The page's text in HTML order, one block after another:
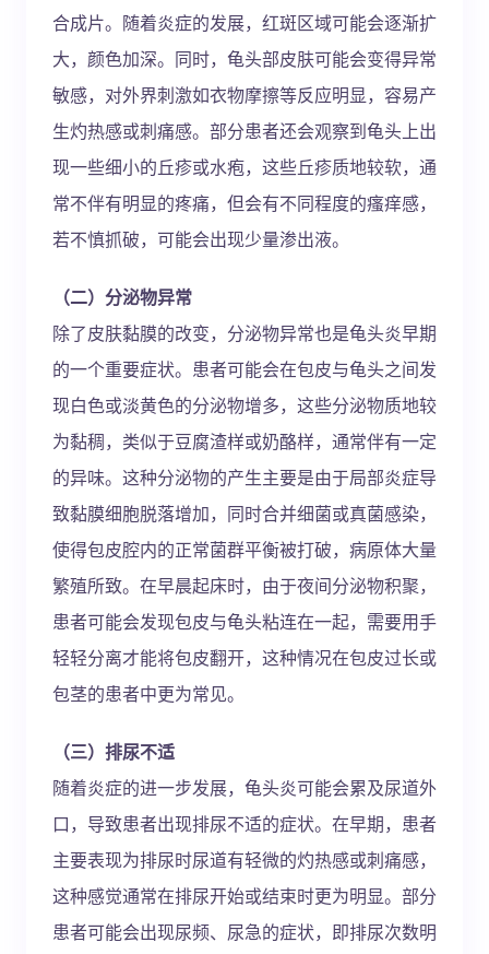
合成片。随着炎症的发展，红斑区域可能会逐渐扩
大，颜色加深。同时，龟头部皮肤可能会变得异常
敏感，对外界刺激如衣物摩擦等反应明显，容易产
生灼热感或刺痛感。部分患者还会观察到龟头上出
现一些细小的丘疹或水疱，这些丘疹质地较软，通
常不伴有明显的疼痛，但会有不同程度的瘙痒感，
若不慎抓破，可能会出现少量渗出液。
（二）分泌物异常
除了皮肤黏膜的改变，分泌物异常也是龟头炎早期
的一个重要症状。患者可能会在包皮与龟头之间发
现白色或淡黄色的分泌物增多，这些分泌物质地较
为黏稠，类似于豆腐渣样或奶酪样，通常伴有一定
的异味。这种分泌物的产生主要是由于局部炎症导
致黏膜细胞脱落增加，同时合并细菌或真菌感染，
使得包皮腔内的正常菌群平衡被打破，病原体大量
繁殖所致。在早晨起床时，由于夜间分泌物积聚，
患者可能会发现包皮与龟头粘连在一起，需要用手
轻轻分离才能将包皮翻开，这种情况在包皮过长或
包茎的患者中更为常见。
（三）排尿不适
随着炎症的进一步发展，龟头炎可能会累及尿道外
口，导致患者出现排尿不适的症状。在早期，患者
主要表现为排尿时尿道有轻微的灼热感或刺痛感，
这种感觉通常在排尿开始或结束时更为明显。部分
患者可能会出现尿频、尿急的症状，即排尿次数明